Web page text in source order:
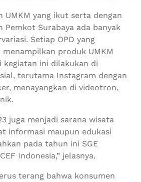
UMKM yang ikut serta dengan
Pemkot Surabaya ada banyak
Setiap OPD yang
produk UMKM
kegiatan ini dilakukan di
terutama Instagram dengan
menayangkan di videotron,
juga menjadi sarana wisata
informasi maupun edukasi
pada tahun ini SGE
Indonesia,” jelasnya.
terang bahwa konsumen